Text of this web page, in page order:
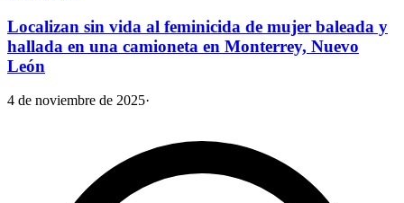
Localizan sin vida al feminicida de mujer baleada y
hallada en una camioneta en Monterrey, Nuevo
León
4 de noviembre de 2025·